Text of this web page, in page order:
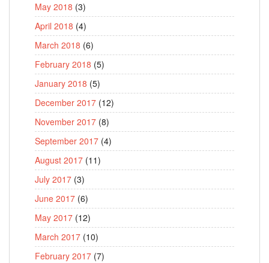
May 2018 (3)
April 2018 (4)
March 2018 (6)
February 2018 (5)
January 2018 (5)
December 2017 (12)
November 2017 (8)
September 2017 (4)
August 2017 (11)
July 2017 (3)
June 2017 (6)
May 2017 (12)
March 2017 (10)
February 2017 (7)